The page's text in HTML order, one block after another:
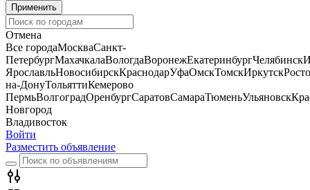
Применить
Отмена
Все городаМоскваСанкт-
ПетербургМахачкалаВологдаВоронежЕкатеринбургЧелябинск
ЯрославльНовосибирскКраснодарУфаОмскТомскИркутск
на-ДонуТольяттиКемерово
ПермьВолгоградОренбургСаратовСамараТюменьУльяновск
Новгород
Владивосток
Войти
Разместить объявление